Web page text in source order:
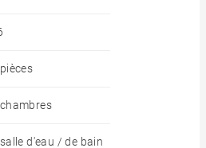
sans tarder.
d'eau / de bain